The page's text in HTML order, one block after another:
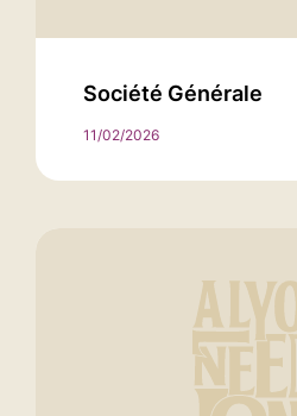
Société Générale
11/02/2026